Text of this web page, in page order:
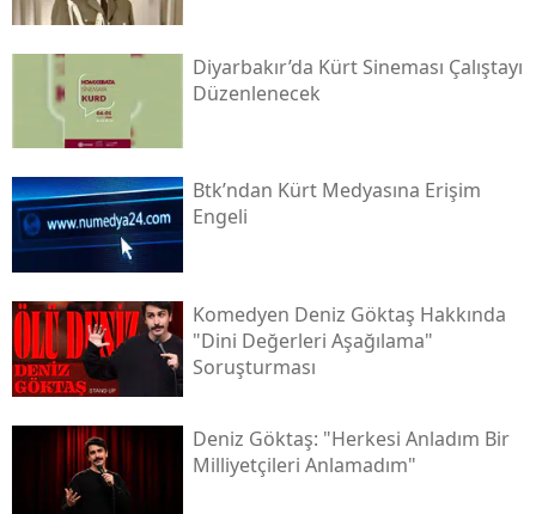
Diyarbakır’da Kürt Sineması Çalıştayı
Düzenlenecek
Btk’ndan Kürt Medyasına Erişim
Engeli
Komedyen Deniz Göktaş Hakkında
"dini Değerleri Aşağılama"
Soruşturması
Deniz Göktaş: "herkesi Anladım Bir
Milliyetçileri Anlamadım"